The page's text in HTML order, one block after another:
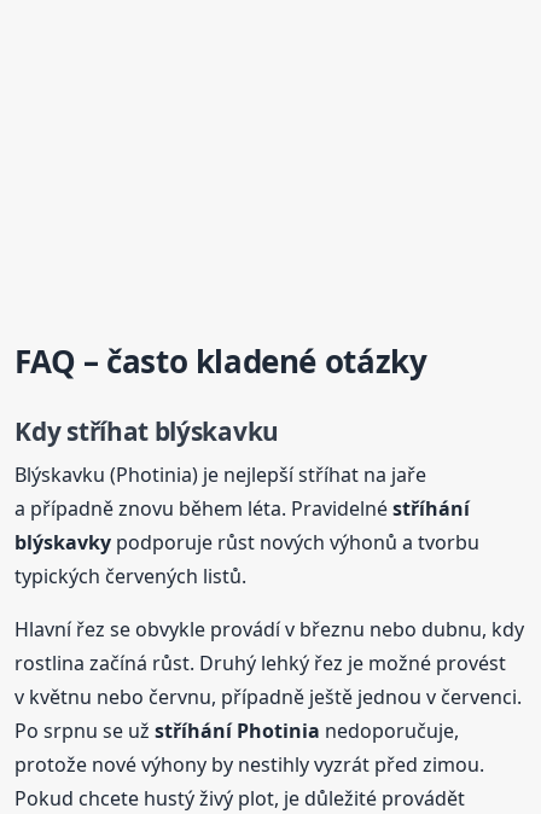
FAQ – často kladené otázky
Kdy stříhat blýskavku
Blýskavku (Photinia) je nejlepší stříhat na jaře
a případně znovu během léta. Pravidelnéstříhání
blýskavky podporuje růst nových výhonů a tvorbu
typických červených listů.
Hlavní řez se obvykle provádí v březnu nebo dubnu, kdy
rostlina začíná růst. Druhý lehký řez je možné provést
v květnu nebo červnu, případně ještě jednou v červenci.
Po srpnu se užstříhání Photinia nedoporučuje,
protože nové výhony by nestihly vyzrát před zimou.
Pokud chcete hustý živý plot, je důležité provádět